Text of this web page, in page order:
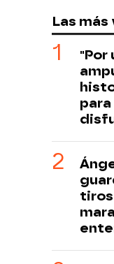
Las
"Por
tiros